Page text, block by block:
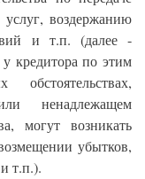
воздержанию
и т.п. (далее -
у кредитора по этим
обстоятельствах,
ненадлежащем
могут возникать
убытков,
т.п.).